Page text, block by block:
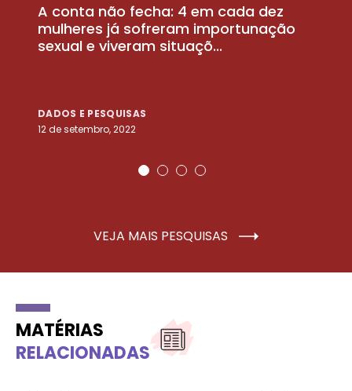
A conta não fecha: 4 em cada dez
mulheres já sofreram importunação
sexual e viveram situaçõ...
DADOS E PESQUISAS
12 de setembro, 2022
VEJA MAIS PESQUISAS
MATÉRIAS
RELACIONADAS